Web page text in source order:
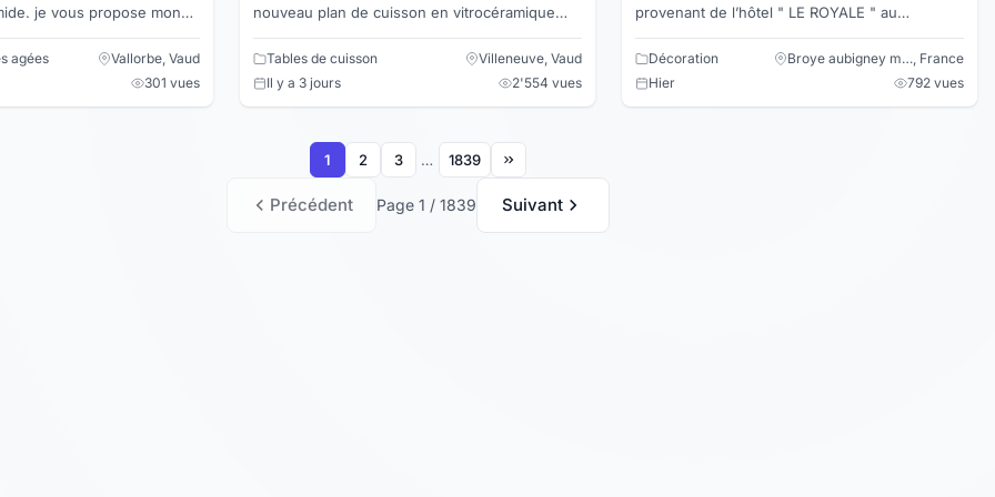
mon
agées
Vallorbe, Vaud
301 vues
nouveau plan de cuisson en vitrocéramique
avons aus...
Tables de cuisson
Villeneuve, Vaud
Il y a 3 jours
2'554 vues
provenant de l’hôtel " LE ROYALE " au
Dimensions : 3 cadres...
Décoration
Broye aubigney m…, France
Hier
792 vues
Précédent Page 1 / 1839 Suivant
1 2 3 … 1839